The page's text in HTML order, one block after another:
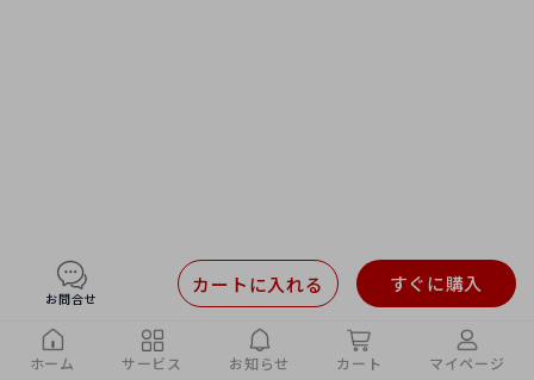
お問合せ
すぐに購入
カートに入れる
ホーム サービス お知らせ カート マイページ